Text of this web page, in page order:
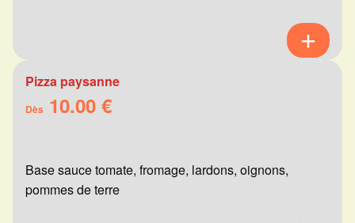
Pizza paysanne
Dès 10.00 €
Base sauce tomate, fromage, lardons, oignons,
pommes de terre